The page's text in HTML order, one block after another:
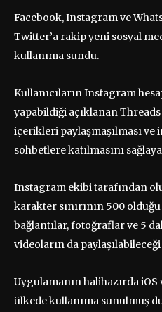
Facebook, Instagram ve
Twitter’a rakip yeni sosyal
kullanıma sundu.
Kullanıcıların Instagram
yapabildiği açıklanan
içerikleri paylaşmaşılması ve
sohbetlere katılmasını
Instagram ekibi tarafından
karakter sınırının 500
bağlantılar, fotoğraflar ve 5
videoların da paylaşılabileceği
Uygulamanın halihazırda
ülkede kullanıma sunulmuş